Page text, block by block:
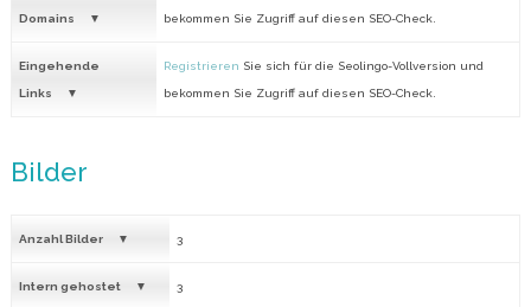
Domains bekommen Sie Zugriff auf diesen SEO-Check.
Eingehende
Links
Registrieren Sie sich für die Seolingo-Vollversion und
bekommen Sie Zugriff auf diesen SEO-Check.
Bilder
Anzahl Bilder 3
Intern gehostet 3